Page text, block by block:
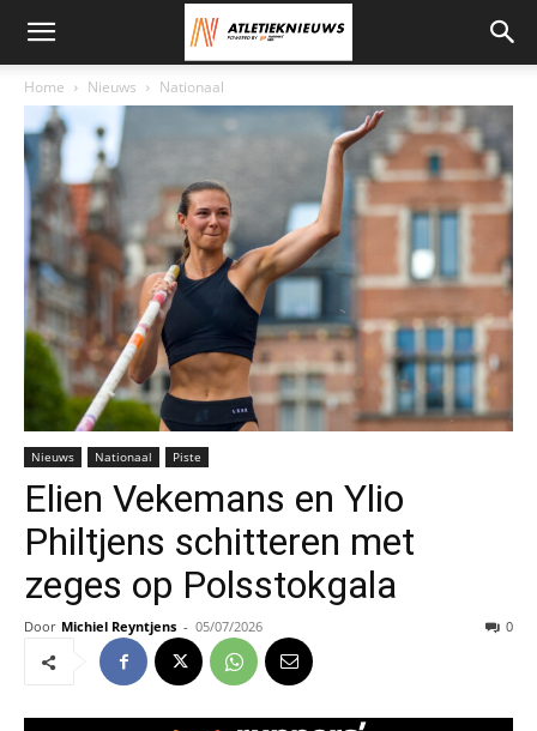
Home Nieuws Nationaal
Foto: Michiel Reyntjens
Nieuws Nationaal Piste
Elien Vekemans en Ylio
Philtjens schitteren met
zeges op Polsstokgala
Door Michiel Reyntjens - 05/07/2026 0